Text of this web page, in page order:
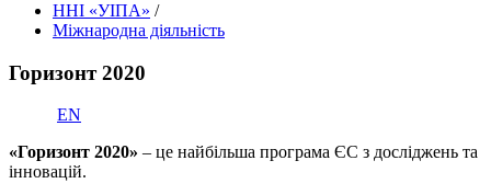
ННІ «УІПА» /
Міжнародна діяльність
Горизонт 2020
EN
«Горизонт 2020» – це найбільша програма ЄС з досліджень та
інновацій.